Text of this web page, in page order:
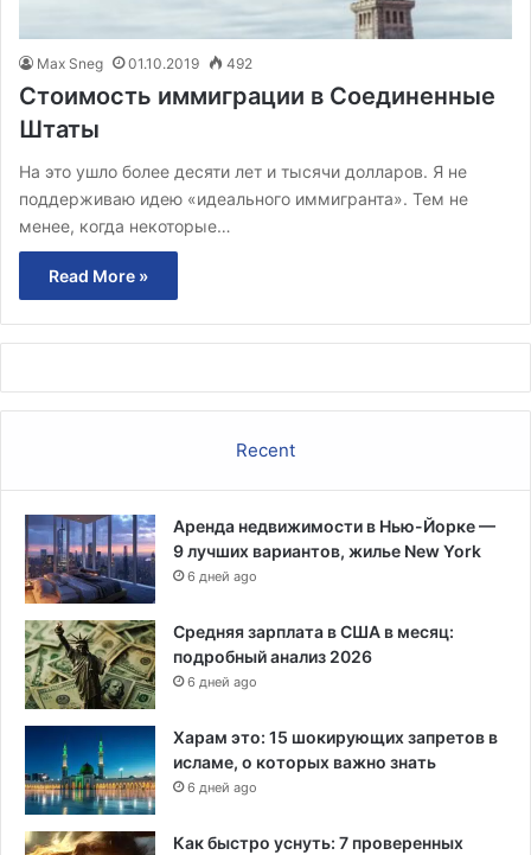
Max Sneg 01.10.2019 492
Стоимость иммиграции в Соединенные
Штаты
На это ушло более десяти лет и тысячи долларов. Я не
поддерживаю идею «идеального иммигранта». Тем не
менее, когда некоторые…
Read More »
Recent
Аренда недвижимости в Нью-Йорке —
9 лучших вариантов, жилье New York
6 дней ago
Средняя зарплата в США в месяц:
подробный анализ 2026
6 дней ago
Харам это: 15 шокирующих запретов в
исламе, о которых важно знать
6 дней ago
Как быстро уснуть: 7 проверенных